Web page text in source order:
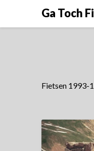
Ga Toch
Fietsen 1993-